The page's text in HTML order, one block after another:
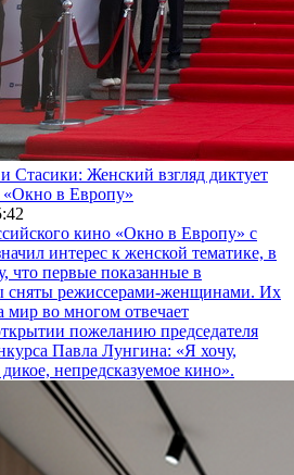
Стасики: Женский взгляд диктует
«Окно в Европу»
кино «Окно в Европу» с
интерес к женской тематике, в
что первые показанные в
сняты режиссерами-женщинами. Их
мир во многом отвечает
пожеланию председателя
Павла Лунгина: «Я хочу,
непредсказуемое кино».